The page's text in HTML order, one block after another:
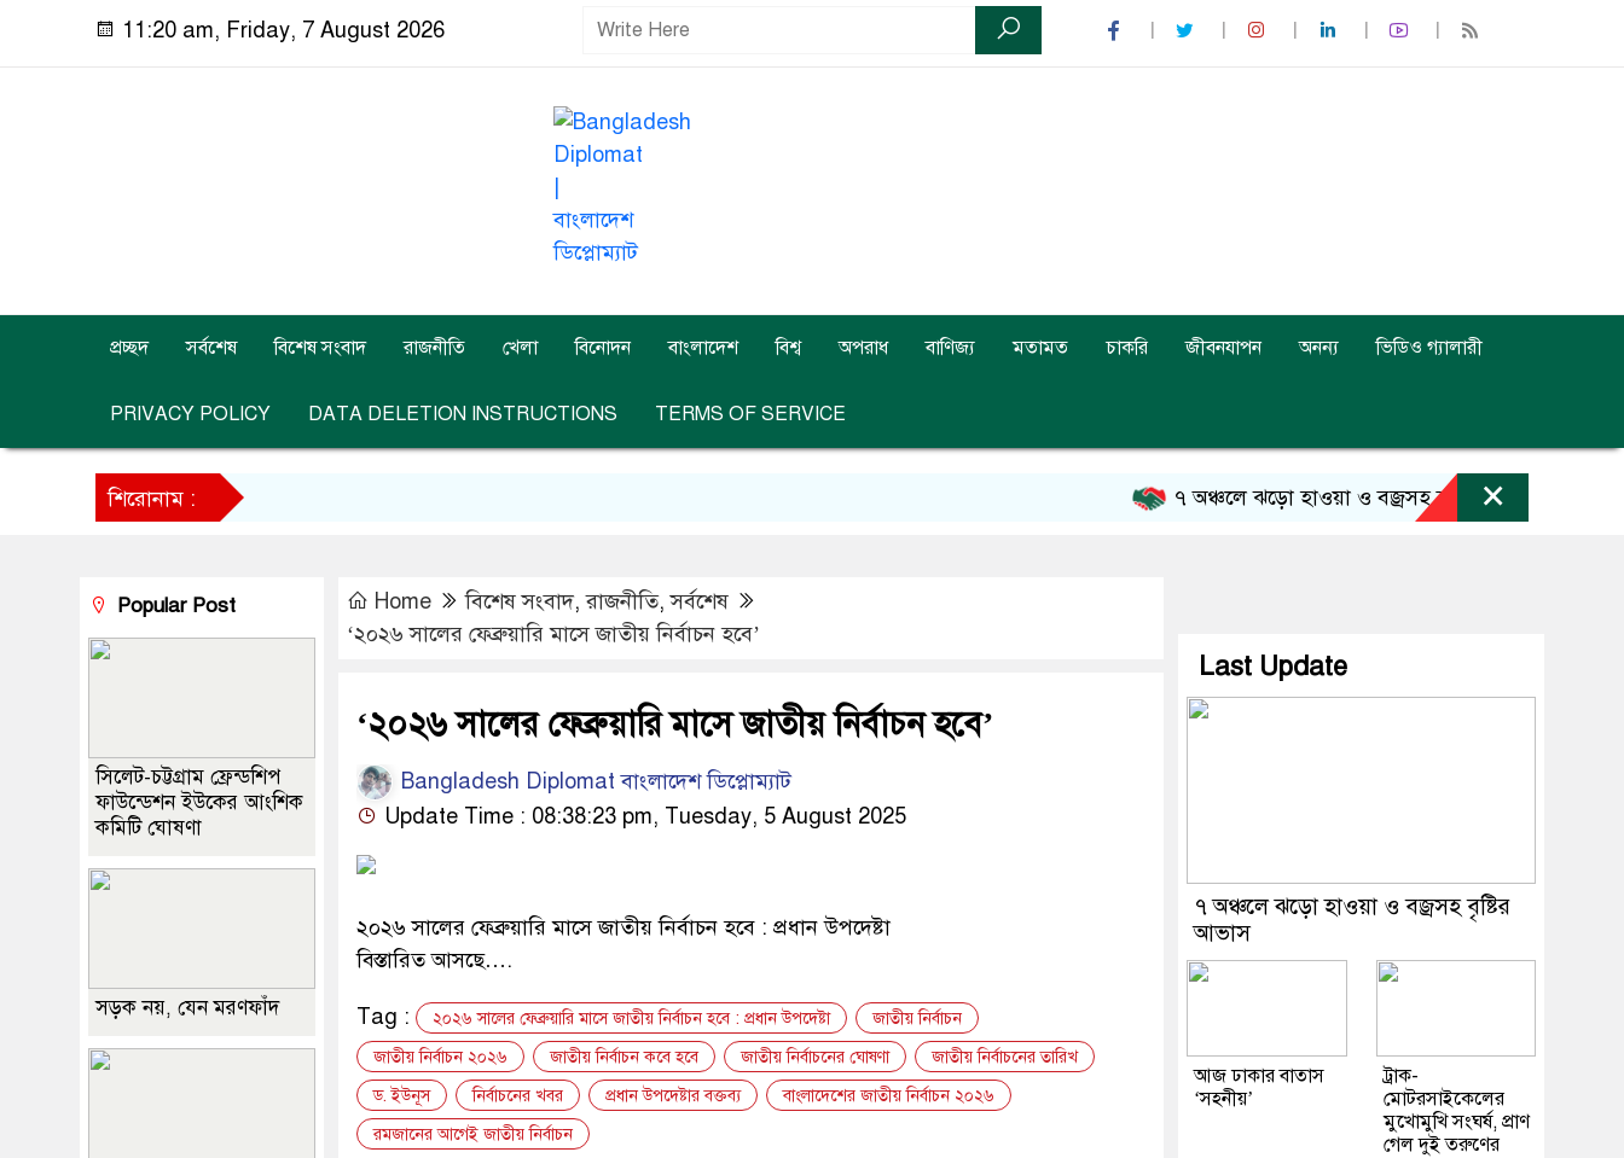
11:20 am, Friday, 7 August 2026
প্রচ্ছদ সর্বশেষ বিশেষ সংবাদ রাজনীতি খেলা বিনোদন বাংলাদেশ বিশ্ব অপরাধ বাণিজ্য মতামত চাকরি জীবনযাপন অনন্য ভিডিও গ্যালারী
PRIVACY POLICY DATA DELETION INSTRUCTIONS TERMS OF SERVICE
শিরোনাম : ৭ অঞ্চলে ঝড়ো হাওয়া ও বজ্রসহ বৃষ্টির আভাস
×
Home বিশেষ সংবাদ,রাজনীতি,সর্বশেষ
‘২০২৬ সালের ফেব্রুয়ারি মাসে জাতীয় নির্বাচন হবে’
‘২০২৬ সালের ফেব্রুয়ারি মাসে জাতীয় নির্বাচন হবে’
Bangladesh Diplomat বাংলাদেশ ডিপ্লোম্যাট
Update Time : 08:38:23 pm, Tuesday, 5 August 2025
২০২৬ সালের ফেব্রুয়ারি মাসে জাতীয় নির্বাচন হবে : প্রধান উপদেষ্টা
বিস্তারিত আসছে….
Tag : ২০২৬ সালের ফেব্রুয়ারি মাসে জাতীয় নির্বাচন হবে : প্রধান উপদেষ্টা
জাতীয় নির্বাচন
জাতীয় নির্বাচন ২০২৬
জাতীয় নির্বাচন কবে হবে জাতীয় নির্বাচনের ঘোষণা
জাতীয় নির্বাচনের তারিখ
ড. ইউনূস
নির্বাচনের খবর প্রধান উপদেষ্টার বক্তব্য
বাংলাদেশের জাতীয় নির্বাচন ২০২৬
রমজানের আগেই জাতীয় নির্বাচন
Popular Post
সিলেট-চট্টগ্রাম ফ্রেন্ডশিপ
ফাউন্ডেশন ইউকের আংশিক
কমিটি ঘোষণা
সড়ক নয়, যেন মরণফাঁদ
Last Update
৭ অঞ্চলে ঝড়ো হাওয়া ও বজ্রসহ বৃষ্টির
আভাস
আজ ঢাকার বাতাস
‘সহনীয়’
ট্রাক-
মোটরসাইকেলের
মুখোমুখি সংঘর্ষ, প্রাণ
গেল দুই তরুণের